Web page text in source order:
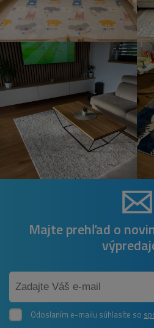
Majte prehľad o
Odoslaním e-mailu súhlasíte so